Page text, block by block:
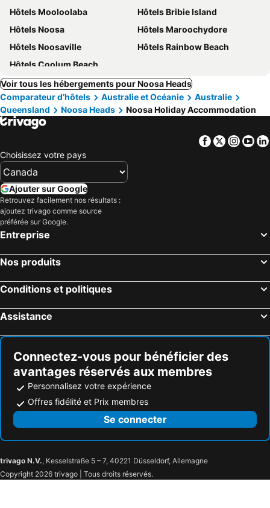
Hôtels Mooloolaba
Hôtels Bribie Island
Hôtels Noosa
Hôtels Maroochydore
Hôtels Noosaville
Hôtels Rainbow Beach
Hôtels Coolum Beach
Voir tous les hébergements pour Noosa Heads
Comparateur d’hôtels
Australie et Océanie
Australie
Queensland
Noosa Heads Noosa Holiday Accommodation
Facebook
Twitter
Choisissez votre pays
Ajouter sur Google
Retrouvez facilement nos résultats :
ajoutez trivago comme source
préférée sur Google.
Entreprise
Nos produits
Conditions et politiques
Assistance
Connectez-vous pour bénéficier des
avantages réservés aux membres
Personnalisez votre expérience
Offres fidélité et Prix membres
Se connecter
trivago N.V., Kesselstraße 5 – 7, 40221 Düsseldorf, Allemagne
Copyright 2026 trivago | Tous droits réservés.